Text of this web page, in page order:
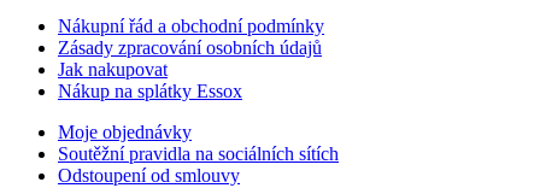
Nákupní řád a obchodní podmínky
Zásady zpracování osobních údajů
Jak nakupovat
Nákup na splátky Essox
Moje objednávky
Soutěžní pravidla na sociálních sítích
Odstoupení od smlouvy